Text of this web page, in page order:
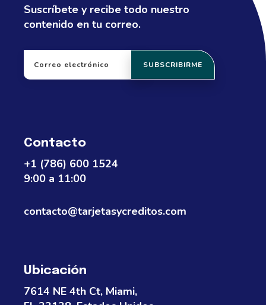
Suscríbete y recibe todo nuestro
contenido en tu correo.
Contacto
+1 (786) 600 1524
9:00 a 11:00
contacto@tarjetasycreditos.com
Ubicación
7614 NE 4th Ct, Miami,